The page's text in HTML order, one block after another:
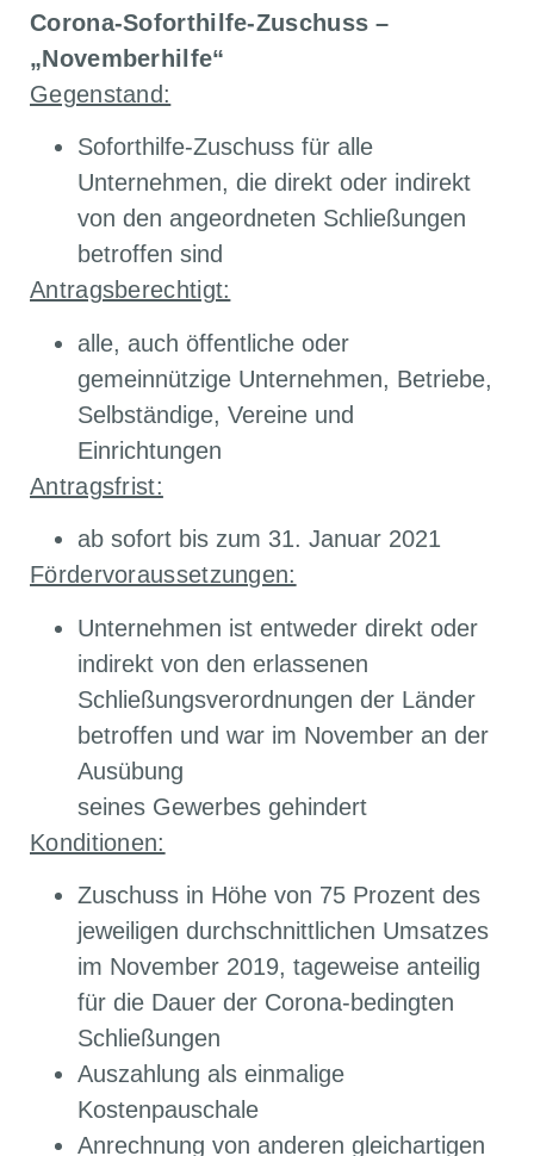
Corona-Soforthilfe-Zuschuss –
„Novemberhilfe“
Gegenstand:
Soforthilfe-Zuschuss für alle
Unternehmen, die direkt oder indirekt
von den angeordneten Schließungen
betroffen sind
Antragsberechtigt:
alle, auch öffentliche oder
gemeinnützige Unternehmen, Betriebe,
Selbständige, Vereine und
Einrichtungen
Antragsfrist:
ab sofort bis zum 31. Januar 2021
Fördervoraussetzungen:
Unternehmen ist entweder direkt oder
indirekt von den erlassenen
Schließungsverordnungen der Länder
betroffen und war im November an der
Ausübung
seines Gewerbes gehindert
Konditionen:
Zuschuss in Höhe von 75 Prozent des
jeweiligen durchschnittlichen Umsatzes
im November 2019, tageweise anteilig
für die Dauer der Corona-bedingten
Schließungen
Auszahlung als einmalige
Kostenpauschale
Anrechnung von anderen gleichartigen